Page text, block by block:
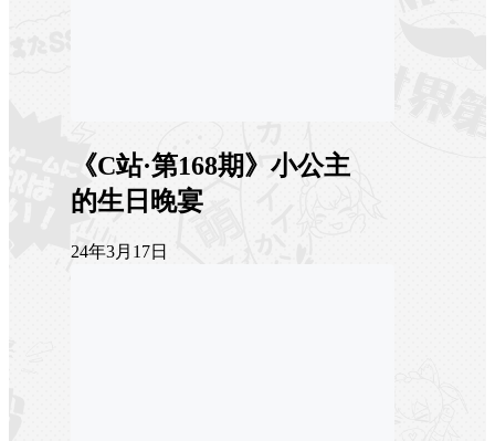
《C站·第168期》小公主
的生日晚宴
24年3月17日